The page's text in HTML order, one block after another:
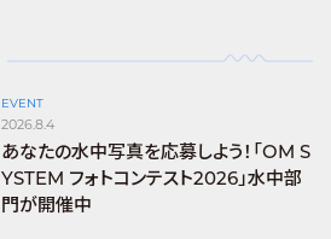
EVENT
2026.8.4
あなたの水中写真を応募しよう！「OM S
YSTEM フォトコンテスト2026」水中部
門が開催中